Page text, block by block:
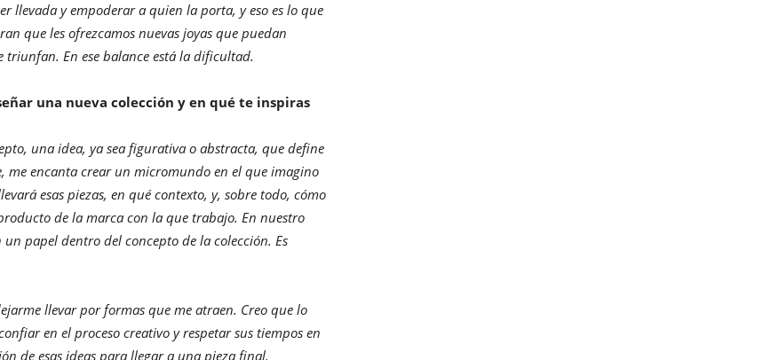
llevada y empoderar a quien la porta, y eso es lo que
que les ofrezcamos nuevas joyas que puedan
triunfan. En ese balance está la dificultad.
una nueva colección y en qué te inspiras
una idea, ya sea figurativa o abstracta, que define
me encanta crear un micromundo en el que imagino
esas piezas, en qué contexto, y, sobre todo, cómo
de la marca con la que trabajo. En nuestro
papel dentro del concepto de la colección. Es
llevar por formas que me atraen. Creo que lo
en el proceso creativo y respetar sus tiempos en
de esas ideas para llegar a una pieza final.